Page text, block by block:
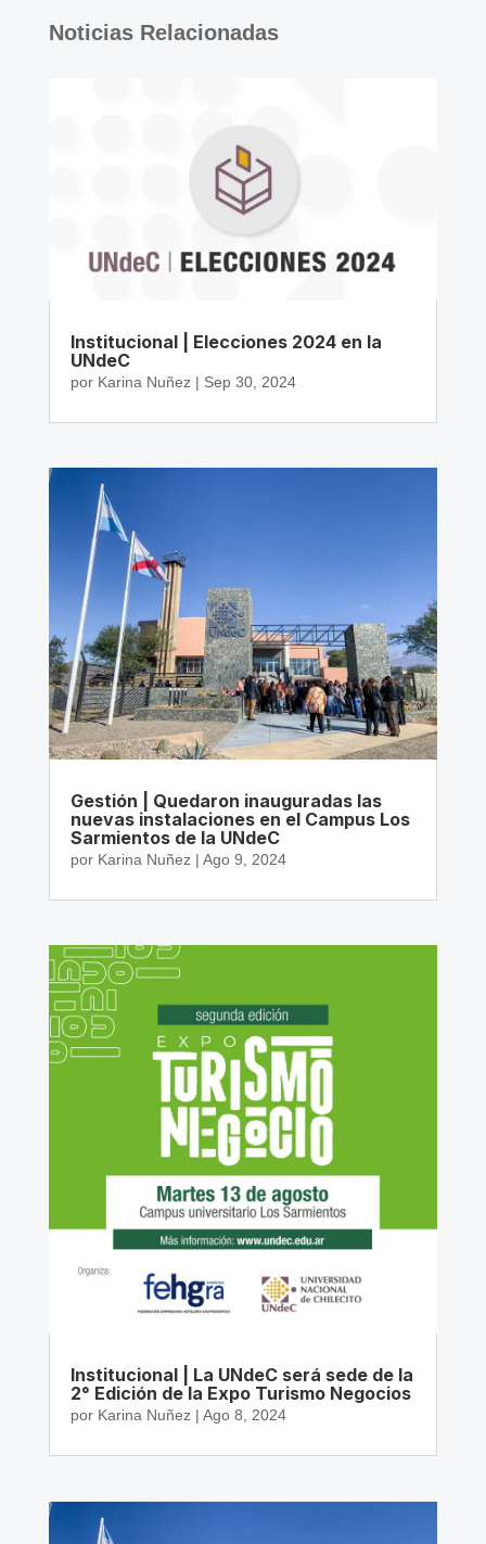
Noticias Relacionadas
Institucional | Elecciones 2024 en la
UNdeC
por Karina Nuñez| Sep 30, 2024
Gestión | Quedaron inauguradas las
nuevas instalaciones en el Campus Los
Sarmientos de la UNdeC
por Karina Nuñez| Ago 9, 2024
Institucional | La UNdeC será sede de la
2° Edición de la Expo Turismo Negocios
por Karina Nuñez| Ago 8, 2024